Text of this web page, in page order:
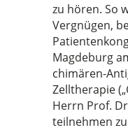
zu hören. So
Vergnügen,
Magdeburg
chimären-
Zelltherapie
Herrn Prof.
teilnehmen